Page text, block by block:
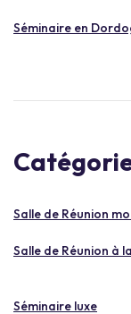
Séminaire en
Salle de Réunion
Salle de Réunion à
Séminaire luxe